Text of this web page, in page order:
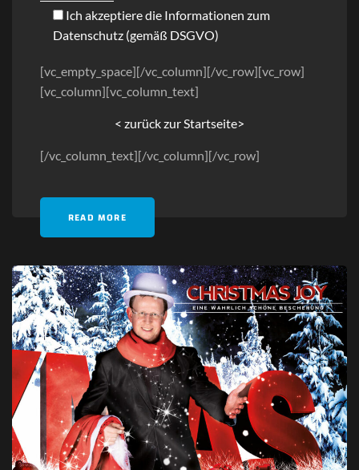
Ich akzeptiere die Informationen zum
Datenschutz (gemäß DSGVO)
[vc_empty_space][/vc_column][/vc_row][vc_row]
[vc_column][vc_column_text]
< zurück zur Startseite>
[/vc_column_text][/vc_column][/vc_row]
READ MORE